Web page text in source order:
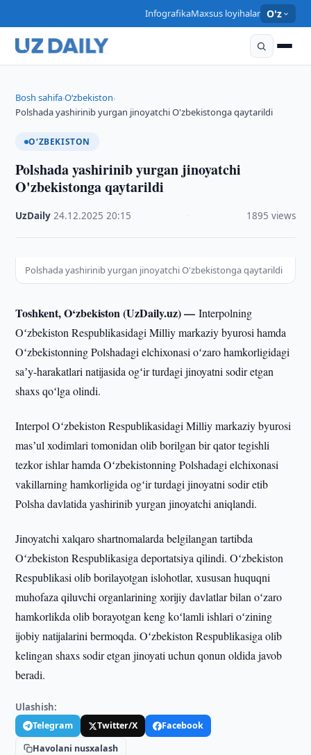
InfografikaMaxsus loyihalar O'z
Bosh sahifa›O‘zbekiston›
Polshada yashirinib yurgan jinoyatchi O'zbekistonga qaytarildi
O‘ZBEKISTON
Polshada yashirinib yurgan jinoyatchi
O'zbekistonga qaytarildi
UzDaily ·24.12.2025 ·20:15 1895 views
Polshada yashirinib yurgan jinoyatchi O'zbekistonga qaytarildi
Toshkent, O‘zbekiston (UzDaily.uz) —Interpolning
Oʻzbekiston Respublikasidagi Milliy markaziy byurosi hamda
Oʻzbekistonning Polshadagi elchixonasi oʻzaro hamkorligidagi
saʼy-harakatlari natijasida ogʻir turdagi jinoyatni sodir etgan
shaxs qoʻlga olindi.
Interpol Oʻzbekiston Respublikasidagi Milliy markaziy byurosi
masʼul xodimlari tomonidan olib borilgan bir qator tegishli
tezkor ishlar hamda Oʻzbekistonning Polshadagi elchixonasi
vakillarning hamkorligida ogʻir turdagi jinoyatni sodir etib
Polsha davlatida yashirinib yurgan jinoyatchi aniqlandi.
Jinoyatchi xalqaro shartnomalarda belgilangan tartibda
Oʻzbekiston Respublikasiga deportatsiya qilindi. Oʻzbekiston
Respublikasi olib borilayotgan islohotlar, xususan huquqni
muhofaza qiluvchi organlarining xorijiy davlatlar bilan oʻzaro
hamkorlikda olib borayotgan keng koʻlamli ishlari oʻzining
ijobiy natijalarini bermoqda. Oʻzbekiston Respublikasiga olib
kelingan shaxs sodir etgan jinoyati uchun qonun oldida javob
beradi.
Ulashish:
Telegram Twitter/X
Facebook
Havolani nusxalash